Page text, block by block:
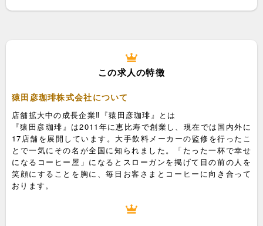
この求人の特徴
猿田彦珈琲株式会社について
店舗拡大中の成長企業‼『猿田彦珈琲』とは
『猿田彦珈琲』は2011年に恵比寿で創業し、現在では国内外に
17店舗を展開しています。大手飲料メーカーの監修を行ったこ
とで一気にその名が全国に知られました。「たった一杯で幸せ
になるコーヒー屋」になるとスローガンを掲げて目の前の人を
笑顔にすることを胸に、毎日お客さまとコーヒーに向き合って
おります。